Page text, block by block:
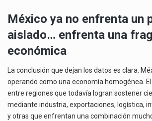
México ya no enfrenta un
aislado… enfrenta una
económica
La conclusión que dejan los datos es clara:
operando como una economía homogénea.
entre regiones que todavía logran sostener
mediante industria, exportaciones, logística,
y otras que enfrentan una combinación